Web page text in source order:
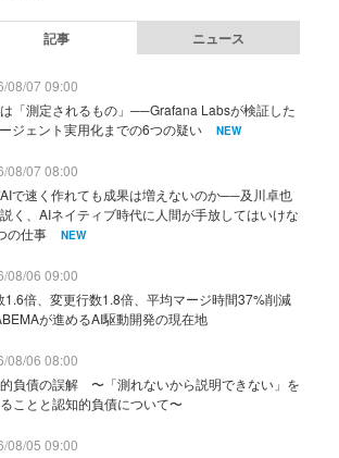
記事 ニュース
08/07 09:00
「測定されるもの」──Grafana Labsが検証した
ジェント実用化までの6つの疑い
NEW
08/07 08:00
で速く作れても成果は増えないのか──及川卓也
く、AIネイティブ時代に人間が手放してはいけな
の仕事
NEW
08/06 09:00
1.6倍、変更行数1.8倍、平均マージ時間37%削減
が進めるAI駆動開発の現在地
08/06 08:00
負債の誤解 〜「測れないから説明できない」を
ことと認知的負債について〜
08/05 09:00